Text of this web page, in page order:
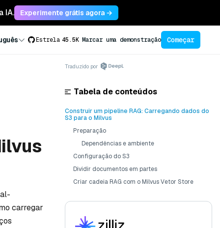
IA. Experimente grátis agora →
Estrela 45.5K Marcar uma demonstração Começar
carregar
Traduzido por
Tabela de conteúdos
Construir um pipeline RAG: Carregando dados do
S3 para o Milvus
Preparação
Dependências e ambiente
Configuração do S3
Dividir documentos em partes
Criar cadeia RAG com o Milvus Vetor Store